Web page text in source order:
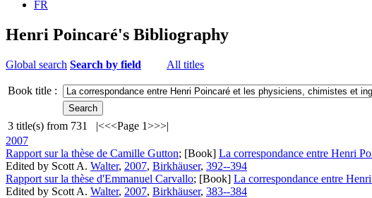
FR
Henri Poincaré's Bibliography
Global search Search by field All titles
Book title :
3 title(s) from 731 |<<<Page 1>>>|
2007
Rapport sur la thèse de Camille Gutton; [Book] La correspondance entre Henri
Edited by Scott A. Walter, 2007, Birkhäuser, 392--394
Rapport sur la thèse d'Emmanuel Carvallo; [Book] La correspondance entre
Edited by Scott A. Walter, 2007, Birkhäuser, 383--384